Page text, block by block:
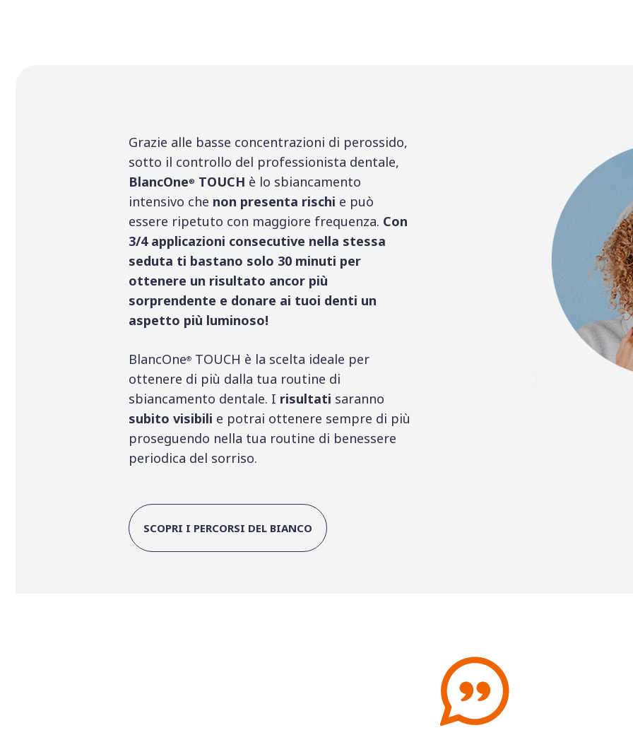
Grazie alle basse concentrazioni di perossido,
sotto il controllo del professionista dentale,
BlancOne® TOUCH è lo sbiancamento
intensivo che non presenta rischi e può
essere ripetuto con maggiore frequenza. Con
3/4 applicazioni consecutive nella stessa
seduta ti bastano solo 30 minuti per
ottenere un risultato ancor più
sorprendente e donare ai tuoi denti un
aspetto più luminoso!
BlancOne® TOUCH è la scelta ideale per
ottenere di più dalla tua routine di
sbiancamento dentale. I risultati saranno
subito visibili e potrai ottenere sempre di più
proseguendo nella tua routine di benessere
periodica del sorriso.
SCOPRI I PERCORSI DEL BIANCO